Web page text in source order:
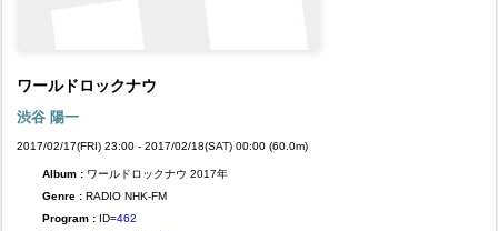
ワールドロックナウ
渋谷 陽一
2017/02/17(FRI) 23:00 - 2017/02/18(SAT) 00:00 (60.0m)
Album : ワールドロックナウ 2017年
Genre : RADIO NHK-FM
Program : ID=462